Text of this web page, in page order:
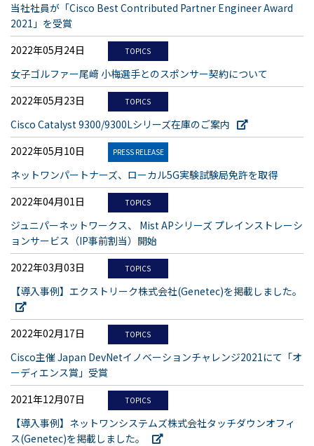
当社社員が「Cisco Best Contributed Partner Engineer Award
2021」を受賞
2022年05月24日
TOPICS
女子ゴルファー尾﨑 小梅選手とのスポンサー契約について
2022年05月23日
TOPICS
Cisco Catalyst 9300/9300Lシリーズ在庫のご案内
2022年05月10日
PRESS RELEASE
ネットワンパートナーズ、ローカル5G実験試験局免許を取得
2022年04月01日
TOPICS
ジュニパーネットワークス、 Mist APシリーズ プレインストレーシ
ョンサービス（IP事前割当）開始
2022年03月03日
TOPICS
【導入事例】エクストリーク株式会社(Genetec)を掲載しました。
2022年02月17日 TOPICS
Cisco主催 Japan DevNetイノベーションチャレンジ2021にて「オ
ーディエンス賞」受賞
2021年12月07日
TOPICS
【導入事例】ネットワンシステムズ株式会社タッチダウンオフィ
ス(Genetec)を掲載しました。